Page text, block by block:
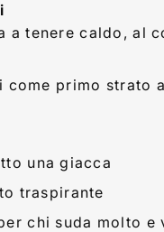
a tenere caldo, al
primo strato
una giacca
traspirante
chi suda molto e